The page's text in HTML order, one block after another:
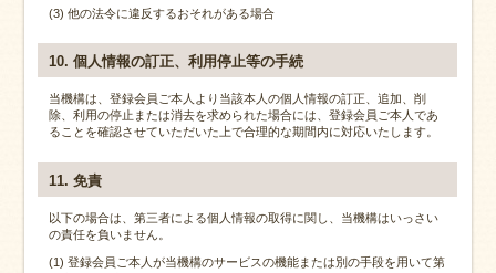
(3) 他の法令に違反するおそれがある場合
10. 個人情報の訂正、利用停止等の手続
当機構は、登録会員ご本人より当該本人の個人情報の訂正、追加、削
除、利用の停止または消去を求められた場合には、登録会員ご本人であ
ることを確認させていただいた上で合理的な期間内に対応いたします。
11. 免責
以下の場合は、第三者による個人情報の取得に関し、当機構はいっさい
の責任を負いません。
(1) 登録会員ご本人が当機構のサービスの機能または別の手段を用いて第